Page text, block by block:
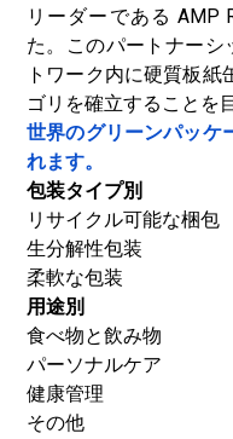
リーダーである AMP
た。このパートナーシ
トワーク内に硬質板紙
ゴリを確立することを
世界のグリーンパッケ
れます。
包装タイプ別
リサイクル可能な梱包
生分解性包装
柔軟な包装
用途別
食べ物と飲み物
パーソナルケア
健康管理
その他